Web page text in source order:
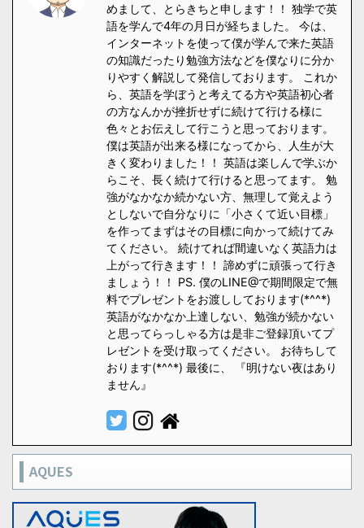
めまして、とらきちと申します！！ 独学で英
語を学んで4年の月日が経ちました。 今は、
インターネットを使って僕が学んで来た英語
の知識だったり勉強方法などを僕なりに分か
りやすく解説して発信しております。 これか
ら、英語を学ぼうと考えてる方や英語初心者
の方なんかが挫折せずに続けて行ける様に
色々とお伝えして行こうと思っております。
僕は英語が出来る様になってから、人生が大
きく変わりました！！ 英語は楽しんで学ぶか
らこそ、長く続けて行けると思ってます。 勉
強がなかなか続かない方、無理して覚えよう
としないで自分なりに「小さくて近い目標」
を作ってまずはその目標に向かって続けてみ
てください。 続けてれば間違いなく英語力は
上がって行きます！！ 諦めずに頑張って行き
ましょう！！ PS. 僕のLINE@で期間限定で無
料でプレゼントをお渡ししております(*^^*)
英語がなかなか上達しない、勉強が続かない
と思ってらっしゃる方は是非ご登録頂いてプ
レゼントを受け取ってください。 お待ちして
おります(*^^*) 最後に、 『明けない夜はあり
ません』
AQUES